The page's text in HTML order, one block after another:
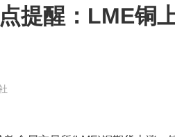
提醒：LME铜